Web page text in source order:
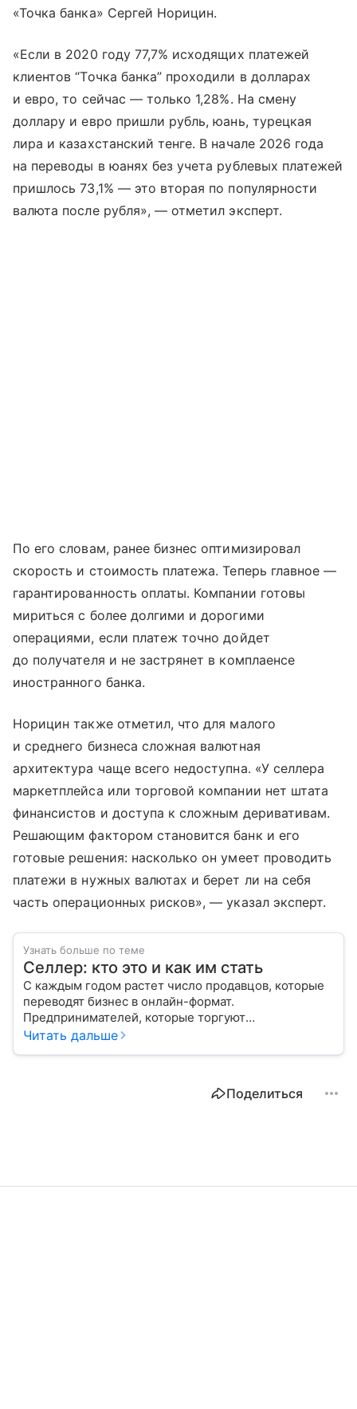
«Точка банка» Сергей Норицин.
«Если в 2020 году 77,7% исходящих платежей
клиентов “Точка банка” проходили в долларах
и евро, то сейчас — только 1,28%. На смену
доллару и евро пришли рубль, юань, турецкая
лира и казахстанский тенге. В начале 2026 года
на переводы в юанях без учета рублевых платежей
пришлось 73,1% — это вторая по популярности
валюта после рубля», — отметил эксперт.
По его словам, ранее бизнес оптимизировал
скорость и стоимость платежа. Теперь главное —
гарантированность оплаты. Компании готовы
мириться с более долгими и дорогими
операциями, если платеж точно дойдет
до получателя и не застрянет в комплаенсе
иностранного банка.
Норицин также отметил, что для малого
и среднего бизнеса сложная валютная
архитектура чаще всего недоступна. «У селлера
маркетплейса или торговой компании нет штата
финансистов и доступа к сложным деривативам.
Решающим фактором становится банк и его
готовые решения: насколько он умеет проводить
платежи в нужных валютах и берет ли на себя
часть операционных рисков», — указал эксперт.
Узнать больше по теме
Селлер: кто это и как им стать
С каждым годом растет число продавцов, которые
переводят бизнес в онлайн-формат.
Предпринимателей, которые торгуют
на маркетплейсах, называют селлерами. В статье
Читать дальше
Поделиться